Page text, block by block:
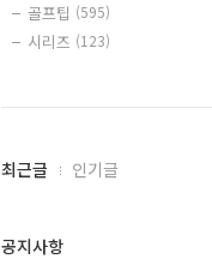
골프팁 (595)
시리즈 (123)
최
과
최근글 인기글
공지사항